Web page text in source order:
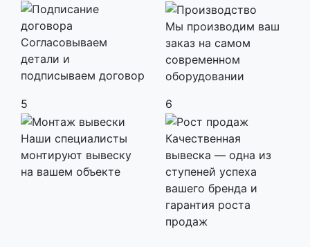
Согласовываем
детали и
подписываем договор
Мы производим ваш
заказ на самом
современном
оборудовании
5
Наши специалисты
монтируют вывеску
на вашем объекте
6
Качественная
вывеска — одна из
ступеней успеха
вашего бренда и
гарантия роста
продаж